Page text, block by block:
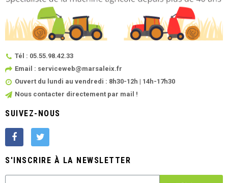
Tél : 05.55.98.42.33
Email : serviceweb@marsaleix.fr
Ouvert du lundi au vendredi : 8h30-12h | 14h-17h30
Nous contacter directement par mail !
SUIVEZ-NOUS
S'INSCRIRE À LA NEWSLETTER